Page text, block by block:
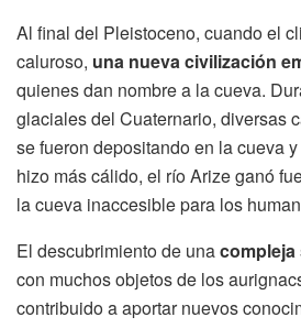
Al final del Pleistoceno, cuando el
caluroso, una nueva civilización
quienes dan nombre a la cueva.
glaciales del Cuaternario, diversas
se fueron depositando en la cueva
hizo más cálido, el río Arize ganó
la cueva inaccesible para los
El descubrimiento de una
con muchos objetos de los
contribuido a aportar nuevos